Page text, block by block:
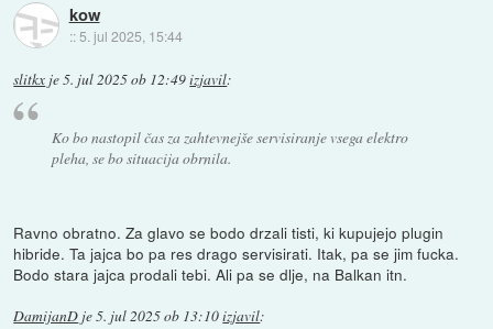
kow
:: 5. jul 2025, 15:44
slitkx je5. jul 2025 ob 12:49izjavil:
Ko bo nastopil čas za zahtevnejše servisiranje vsega elektro
pleha, se bo situacija obrnila.
Ravno obratno. Za glavo se bodo drzali tisti, ki kupujejo plugin
hibride. Ta jajca bo pa res drago servisirati. Itak, pa se jim fucka.
Bodo stara jajca prodali tebi. Ali pa se dlje, na Balkan itn.
DamijanD je5. jul 2025 ob 13:10izjavil: